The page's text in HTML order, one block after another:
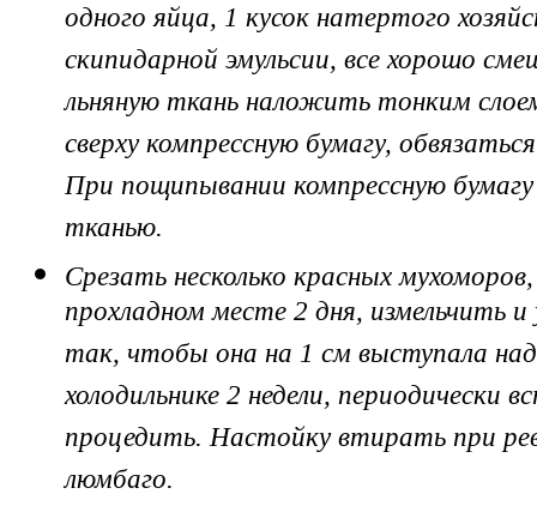
одного яйца, 1 кусок натертого
скипидарной эмульсии, все хорошо
льняную ткань наложить тонким
сверху компрессную бумагу,
При пощипывании компрессную
тканью.
Срезать несколько красных
прохладном месте 2 дня, измельчить
так, чтобы она на 1 см выступала
холодильнике 2 недели, периодически
процедить. Настойку втирать при
люмбаго.